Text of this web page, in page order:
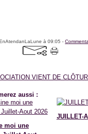
à 09:05 -
VIENT DE
aussi :
moi une
JUILLET-